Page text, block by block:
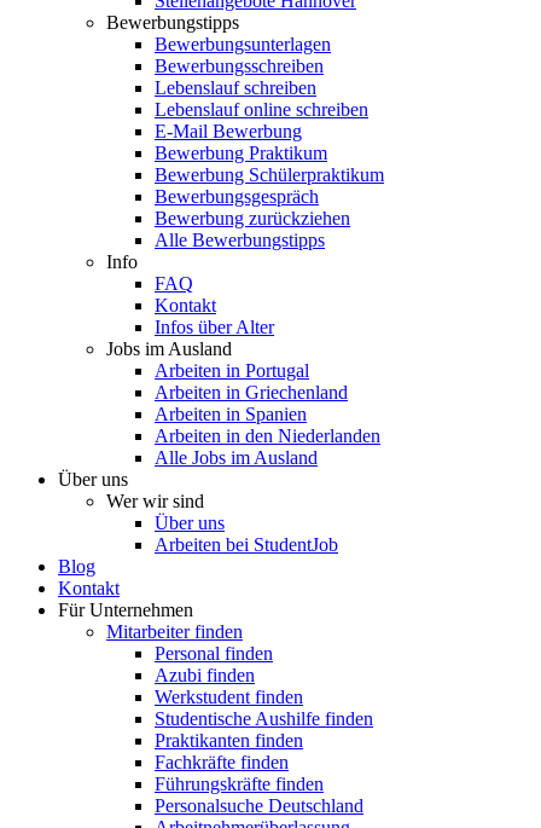
Bewerbungstipps
Bewerbungsunterlagen
Bewerbungsschreiben
Lebenslauf schreiben
Lebenslauf online schreiben
E-Mail Bewerbung
Bewerbung Praktikum
Bewerbung Schülerpraktikum
Bewerbungsgespräch
Bewerbung zurückziehen
Alle Bewerbungstipps
Info
FAQ
Kontakt
Infos über Alter
Jobs im Ausland
Arbeiten in Portugal
Arbeiten in Griechenland
Arbeiten in Spanien
Arbeiten in den Niederlanden
Alle Jobs im Ausland
Über uns
Wer wir sind
Über uns
Arbeiten bei StudentJob
Blog
Kontakt
Für Unternehmen
Mitarbeiter finden
Personal finden
Azubi finden
Werkstudent finden
Studentische Aushilfe finden
Praktikanten finden
Fachkräfte finden
Führungskräfte finden
Personalsuche Deutschland